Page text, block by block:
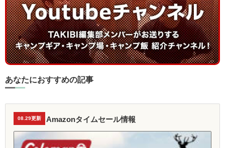
あなたにおすすめの記事
08.29更新 Amazonタイムセール情報